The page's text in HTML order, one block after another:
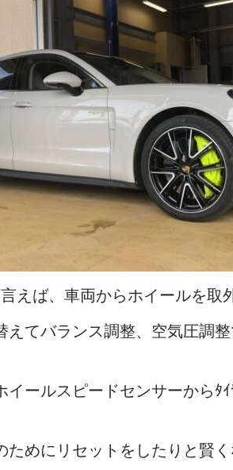
えば、車両からホイールを取
えてバランス調整、空気圧調
イールスピードセンサーからﾀ
ためにリセットをしたりと賢